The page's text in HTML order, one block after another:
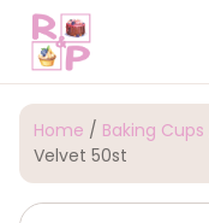
Home / Baking Cups
Velvet 50st